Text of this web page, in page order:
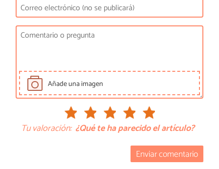
Añade una imagen
Tu valoración: ¿Qué te ha parecido el artículo?
Enviar comentario